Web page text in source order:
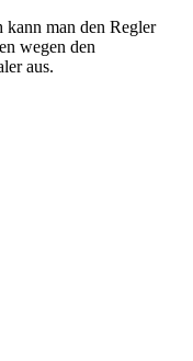
kann man den Regler
wegen den
aus.